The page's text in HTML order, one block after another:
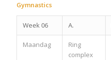
Gymnastics
Week 06 A.
Maandag
Ring
complex